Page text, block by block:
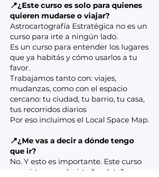
📍¿Este curso es solo para quienes
quieren mudarse o viajar?
Astrocartografía Estratégica no es un
curso para irte a ningún lado.
Es un curso para entender los lugares
que ya habitás y cómo usarlos a tu
favor.
Trabajamos tanto con: viajes,
mudanzas, como con el espacio
cercano: tu ciudad, tu barrio, tu casa,
tus recorridos diarios
Por eso incluimos el Local Space Map.
📍¿Me vas a decir a dónde tengo
que ir?
No. Y esto es importante. Este curso
no existe para decirte “andate” o